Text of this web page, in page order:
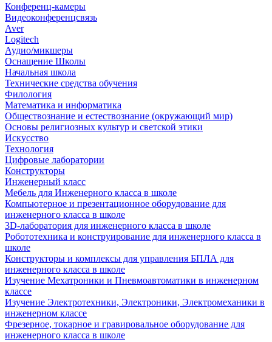
Конференц-камеры
Видеоконференцсвязь
Aver
Logitech
Аудио/микшеры
Оснащение Школы
Начальная школа
Технические средства обучения
Филология
Математика и информатика
Обществознание и естествознание (окружающий мир)
Основы религиозных культур и светской этики
Искусство
Технология
Цифровые лаборатории
Конструкторы
Инженерный класс
Мебель для Инженерного класса в школе
Компьютерное и презентационное оборудование для
инженерного класса в школе
3D-лаборатория для инженерного класса в школе
Робототехника и конструирование для инженерного класса в
школе
Конструкторы и комплексы для управления БПЛА для
инженерного класса в школе
Изучение Мехатроники и Пневмоавтоматики в инженерном
классе
Изучение Электротехники, Электроники, Электромеханики в
инженерном классе
Фрезерное, токарное и гравировальное оборудование для
инженерного класса в школе